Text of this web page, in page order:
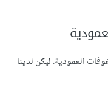
العمودية. ليكن لدينا